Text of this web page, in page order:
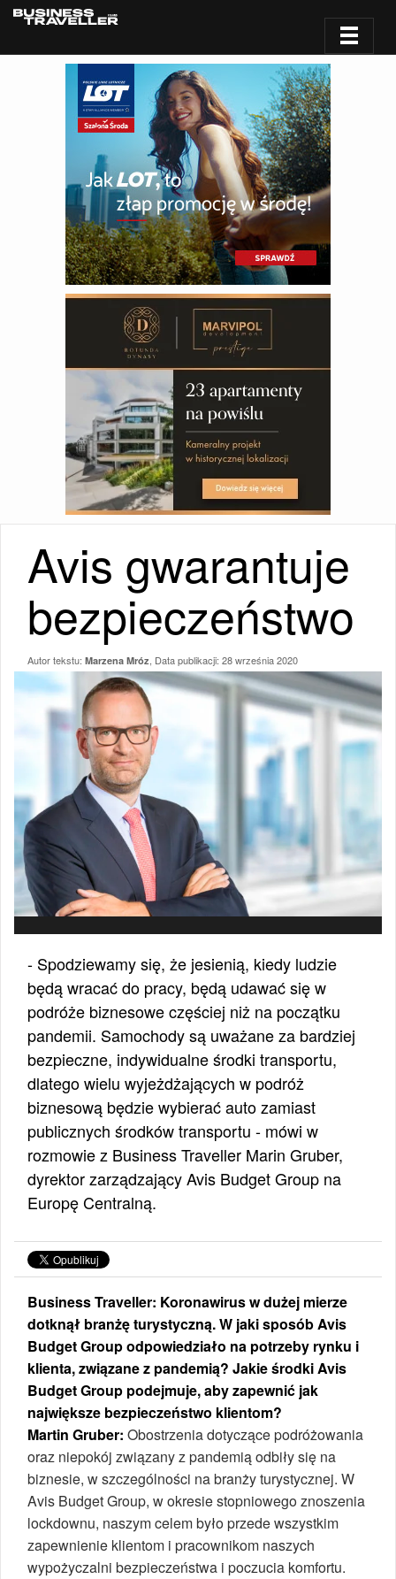
Avis gwarantuje
bezpieczeństwo
Autor tekstu: Marzena Mróz , Data publikacji: 28 września 2020
- Spodziewamy się, że jesienią, kiedy ludzie
będą wracać do pracy, będą udawać się w
podróże biznesowe częściej niż na początku
pandemii. Samochody są uważane za bardziej
bezpieczne, indywidualne środki transportu,
dlatego wielu wyjeżdżających w podróż
biznesową będzie wybierać auto zamiast
publicznych środków transportu - mówi w
rozmowie z Business Traveller Marin Gruber,
dyrektor zarządzający Avis Budget Group na
Europę Centralną.
Business Traveller: Koronawirus w dużej mierze
dotknął branżę turystyczną. W jaki sposób Avis
Budget Group odpowiedziało na potrzeby rynku i
klienta, związane z pandemią? Jakie środki Avis
Budget Group podejmuje, aby zapewnić jak
największe bezpieczeństwo klientom?
Martin Gruber: Obostrzenia dotyczące podróżowania
oraz niepokój związany z pandemią odbiły się na
biznesie, w szczególności na branży turystycznej. W
Avis Budget Group, w okresie stopniowego znoszenia
lockdownu, naszym celem było przede wszystkim
zapewnienie klientom i pracownikom naszych
wypożyczalni bezpieczeństwa i poczucia komfortu.